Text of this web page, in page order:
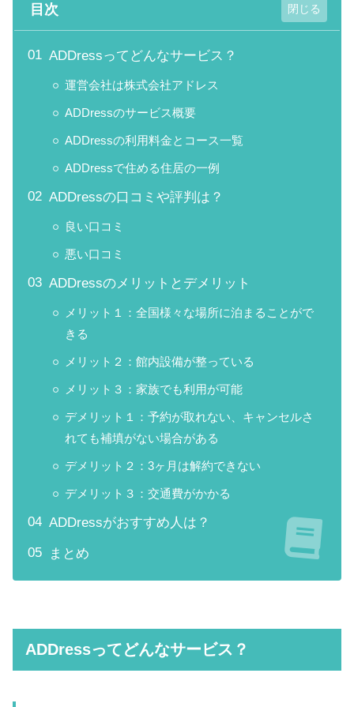
目次
ADDressってどんなサービス？
運営会社は株式会社アドレス
ADDressのサービス概要
ADDressの利用料金とコース一覧
ADDressで住める住居の一例
ADDressの口コミや評判は？
良い口コミ
悪い口コミ
ADDressのメリットとデメリット
メリット１：全国様々な場所に泊まることがで
きる
メリット２：館内設備が整っている
メリット３：家族でも利用が可能
デメリット１：予約が取れない、キャンセルさ
れても補填がない場合がある
デメリット２：3ヶ月は解約できない
デメリット３：交通費がかかる
ADDressがおすすめ人は？
まとめ
ADDressってどんなサービス？